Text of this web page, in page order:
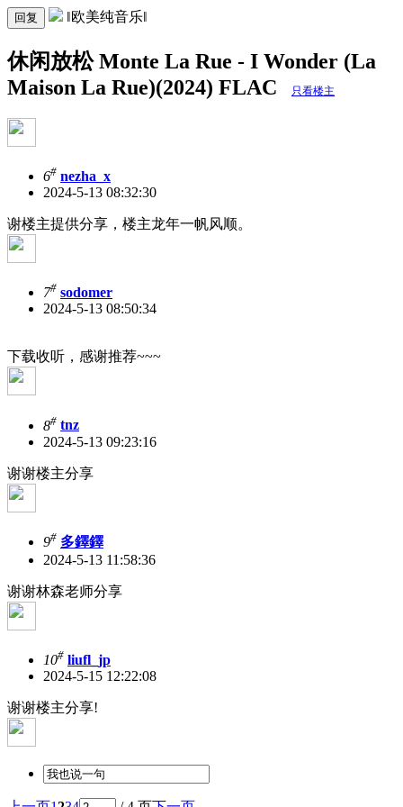
回复 ‖欧美纯音乐‖
休闲放松 Monte La Rue - I Wonder (La
Maison La Rue)(2024) FLAC
只看楼主
6# nezha_x
2024-5-13 08:32:30
谢楼主提供分享，楼主龙年一帆风顺。
7# sodomer
2024-5-13 08:50:34
下载收听，感谢推荐~~~
8# tnz
2024-5-13 09:23:16
谢谢楼主分享
9# 多鐸鐸
2024-5-13 11:58:36
谢谢林森老师分享
10# liufl_jp
2024-5-15 12:22:08
谢谢楼主分享!